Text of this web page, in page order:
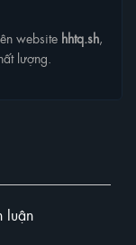
website hhtq.sh,
lượng.
luận